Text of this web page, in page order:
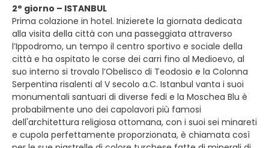
2° giorno – ISTANBUL
Prima colazione in hotel. Inizierete la giornata dedicata
alla visita della città con una passeggiata attraverso
l’Ippodromo, un tempo il centro sportivo e sociale della
città e ha ospitato le corse dei carri fino al Medioevo, al
suo interno si trovalo l’Obelisco di Teodosio e la Colonna
Serpentina risalenti al V secolo a.C. Istanbul vanta i suoi
monumentali santuari di diverse fedi e la Moschea Blu è
probabilmente uno dei capolavori più famosi
dell'architettura religiosa ottomana, con i suoi sei minareti
e cupola perfettamente proporzionata, è chiamata così